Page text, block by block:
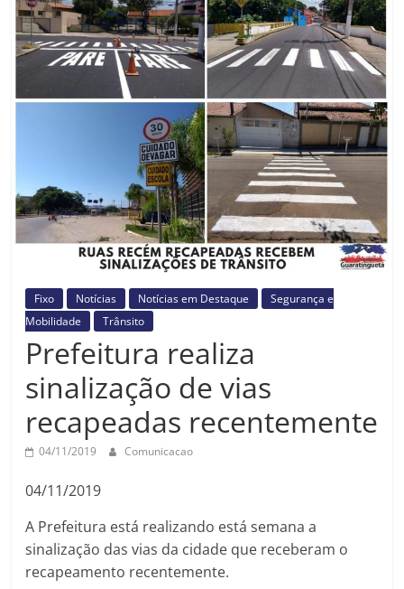
Prefeitura
Estância
Turística
Guaratinguetá
Fixo Notícias Notícias em Destaque
Segurança e
Mobilidade
Trânsito
Prefeitura realiza
sinalização de vias
recapeadas recentemente
04/11/2019 Comunicacao
04/11/2019
A Prefeitura está realizando está semana a
sinalização das vias da cidade que receberam o
recapeamento recentemente.